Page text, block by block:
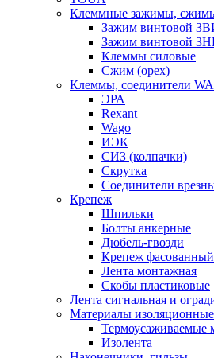
Клеммные зажимы,
Зажим винтовой
Зажим винтовой
Клеммы силовые
Сжим (орех)
Клеммы, соединители
ЭРА
Rexant
Wago
ИЭК
СИЗ (колпачки)
Скрутка
Соединители
Крепеж
Шпильки
Болты анкерные
Дюбель-гвозди
Крепеж фасованный
Лента монтажная
Скобы пластиковые
Лента сигнальная и
Материалы изоляционные
Термоусаживаемые
Изолента